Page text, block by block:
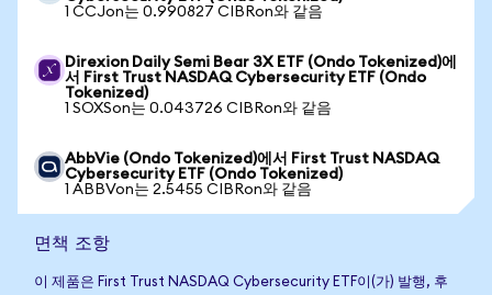
1 CCJon는 0.990827 CIBRon와 같음
Direxion Daily Semi Bear 3X ETF (Ondo Tokenized)에
서 First Trust NASDAQ Cybersecurity ETF (Ondo
Tokenized)
1 SOXSon는 0.043726 CIBRon와 같음
AbbVie (Ondo Tokenized)에서 First Trust NASDAQ
Cybersecurity ETF (Ondo Tokenized)
1 ABBVon는 2.5455 CIBRon와 같음
면책 조항
이 제품은 First Trust NASDAQ Cybersecurity ETF이(가) 발행, 후